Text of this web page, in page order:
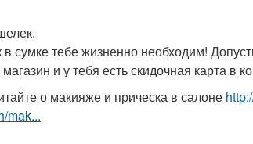
сумке тебе жизненно необходим!
и у тебя есть скидочная карта
о макияже и прическа в салоне
mak...